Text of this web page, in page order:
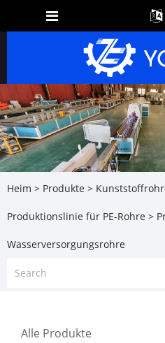
Heim > Produkte >
Produktionslinie für PE-Rohre >
Wasserversorgungsrohre
Alle Produkte